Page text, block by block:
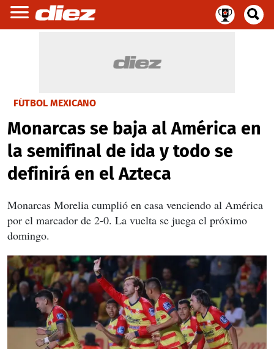
FÚTBOL MEXICANO
Monarcas se baja al América en
la semifinal de ida y todo se
definirá en el Azteca
Monarcas Morelia cumplió en casa venciendo al América
por el marcador de 2-0. La vuelta se juega el próximo
domingo.